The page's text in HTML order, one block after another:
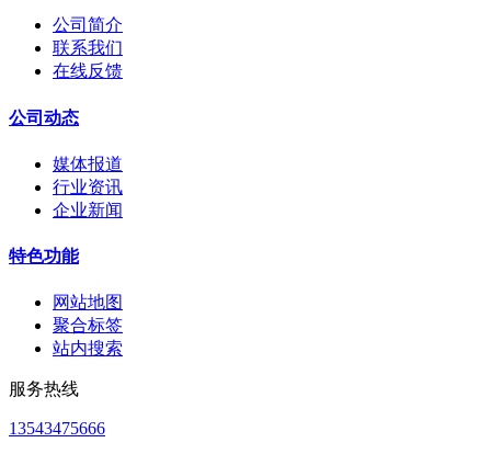
公司简介
联系我们
在线反馈
公司动态
媒体报道
行业资讯
企业新闻
特色功能
网站地图
聚合标签
站内搜索
服务热线
13543475666